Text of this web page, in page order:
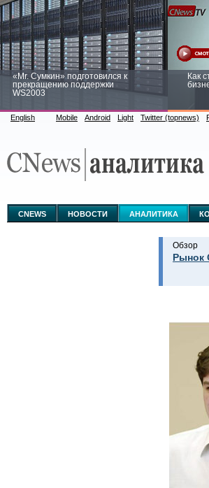
«Mr. Сумкин» подготовился к
прекращению поддержки
WS2003
Как
аналитике
English Mobile Android Light Twitter (topnews)
CNEWS НОВОСТИ АНАЛИТИКА
Обзор
Рынок